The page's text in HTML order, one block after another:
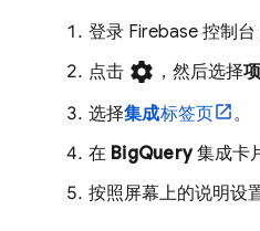
登录 Firebase 控制台
点击 settings ，然后选择
选择集成标签页
。
在 BigQuery集成卡
按照屏幕上的说明设